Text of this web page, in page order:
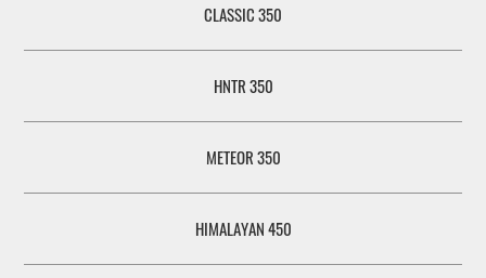
CLASSIC 350
HNTR 350
METEOR 350
HIMALAYAN 450